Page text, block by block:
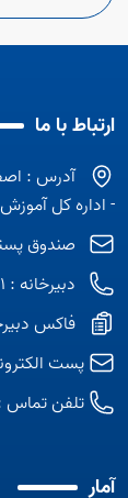
ارتباط با ما
آدرس :
- اداره کل
صندوق پستی :
دبیرخانه : 031-36690961-5
فاکس دبیرخانه :
پست
تلفن تماس
آمار